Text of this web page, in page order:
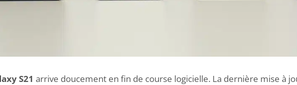
S21 arrive doucement en fin de course logicielle. La dernière mise à